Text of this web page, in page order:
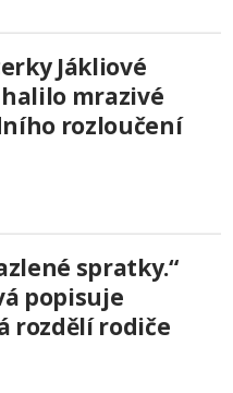
Jákliové
mrazivé
rozloučení
spratky.“
popisuje
rozdělí rodiče